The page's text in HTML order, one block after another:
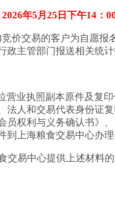
6年5月25 日下午14：0
价交易的客户为自愿
政主管部门报送相关统
营业执照副本原件及复
法人和交易代表身份证
员权利与义务确认书》
到上海粮食交易中心办
交易中心提供上述材料